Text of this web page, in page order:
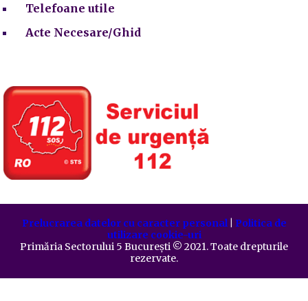
Telefoane utile
Acte Necesare/Ghid
Prelucrarea datelor cu caracter personal| Politica de
utilizare cookie-uri
Primăria Sectorului 5 București ©️ 2021. Toate drepturile
rezervate.